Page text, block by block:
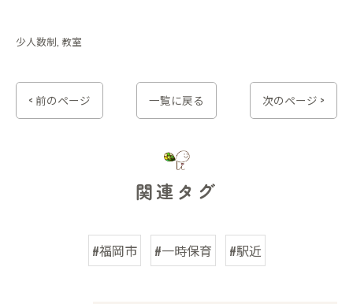
少人数制 教室
< 前のページ 一覧に戻る 次のページ >
関連タグ
#福岡市 #一時保育 #駅近